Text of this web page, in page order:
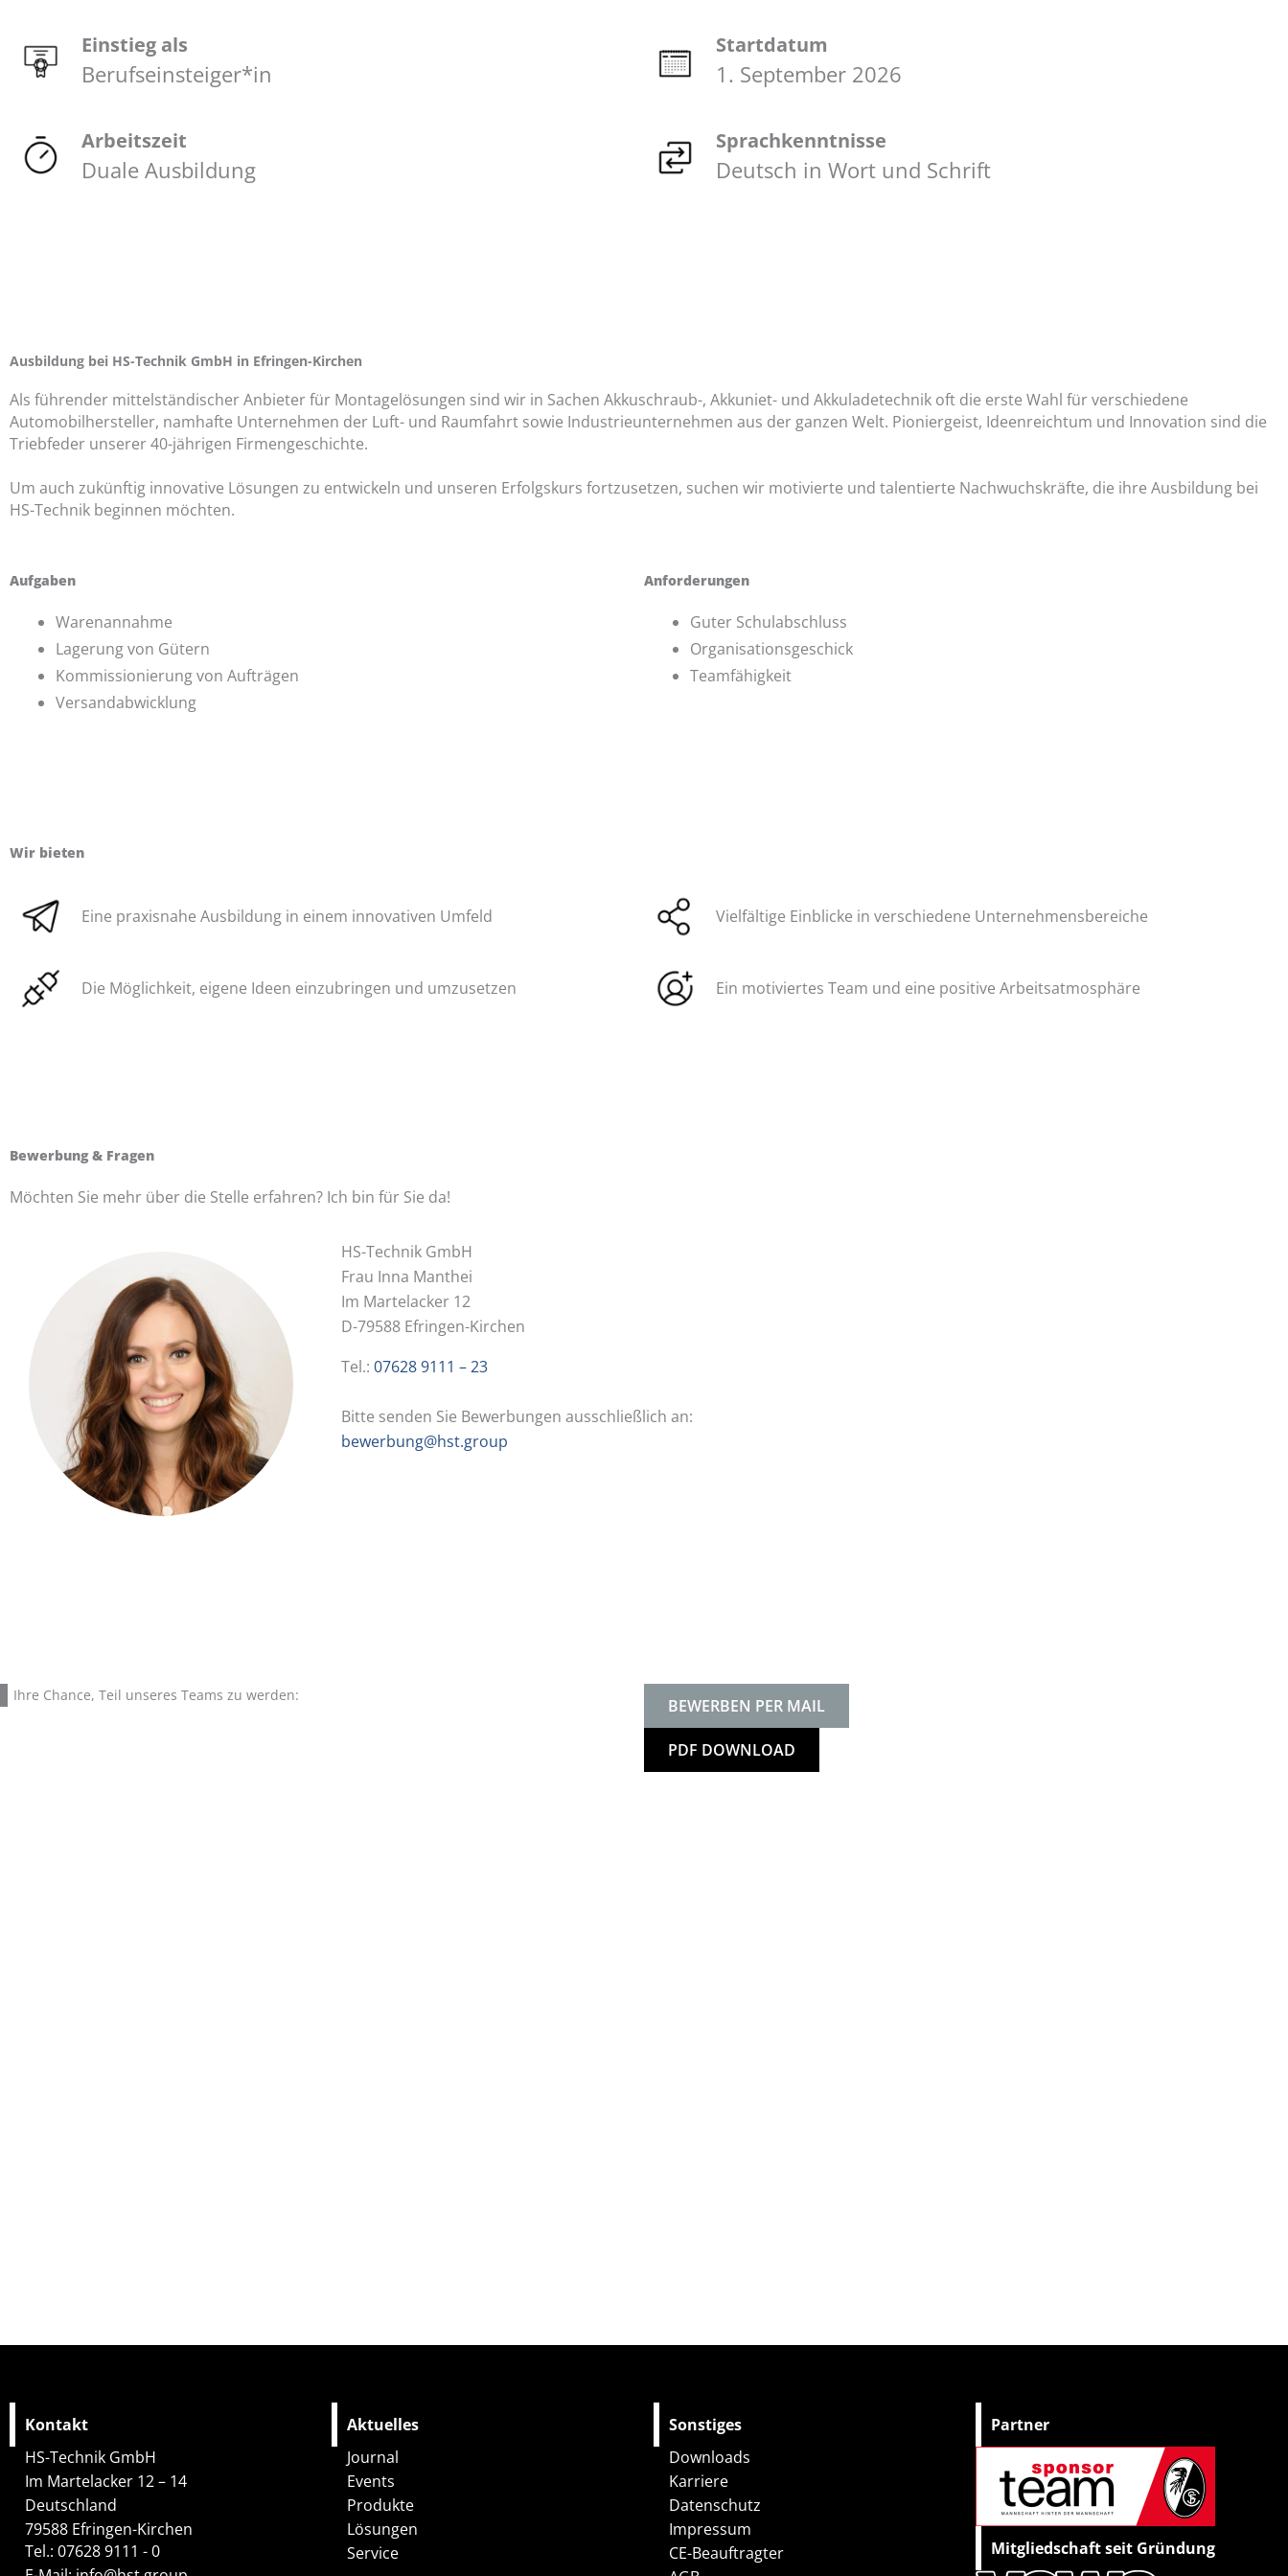
Einstieg als
Berufseinsteiger*in
Arbeitszeit
Duale Ausbildung
Startdatum
1. September 2026
Sprachkenntnisse
Deutsch in Wort und Schrift
Ausbildung bei HS-Technik GmbH in Efringen-Kirchen
Als führender mittelständischer Anbieter für Montagelösungen sind wir in Sachen Akkuschraub-, Akkuniet- und Akkuladetechnik oft die erste Wahl für verschiedene
Automobilhersteller, namhafte Unternehmen der Luft- und Raumfahrt sowie Industrieunternehmen aus der ganzen Welt. Pioniergeist, Ideenreichtum und Innovation sind die
Triebfeder unserer 40-jährigen Firmengeschichte.
Um auch zukünftig innovative Lösungen zu entwickeln und unseren Erfolgskurs fortzusetzen, suchen wir motivierte und talentierte Nachwuchskräfte, die ihre Ausbildung bei
HS-Technik beginnen möchten.
Aufgaben
Warenannahme
Lagerung von Gütern
Kommissionierung von Aufträgen
Versandabwicklung
Anforderungen
Guter Schulabschluss
Organisationsgeschick
Teamfähigkeit
Wir bieten
Eine praxisnahe Ausbildung in einem innovativen Umfeld
Die Möglichkeit, eigene Ideen einzubringen und umzusetzen
Vielfältige Einblicke in verschiedene Unternehmensbereiche
Ein motiviertes Team und eine positive Arbeitsatmosphäre
Bewerbung & Fragen
Möchten Sie mehr über die Stelle erfahren? Ich bin für Sie da!
HS-Technik GmbH
Frau Inna Manthei
Im Martelacker 12
D-79588 Efringen-Kirchen
Tel.: 07628 9111 – 23
Bitte senden Sie Bewerbungen ausschließlich an:
bewerbung@hst.group
Ihre Chance, Teil unseres Teams zu werden:
BEWERBEN PER MAIL
PDF DOWNLOAD
Kontakt
HS-Technik GmbH
Im Martelacker 12 – 14
Deutschland
79588 Efringen-Kirchen
Tel.: 07628 9111 - 0
Aktuelles
Journal
Events
Produkte
Lösungen
Service
Sonstiges
Downloads
Karriere
Datenschutz
Impressum
CE-Beauftragter
Partner
Mitgliedschaft seit Gründung